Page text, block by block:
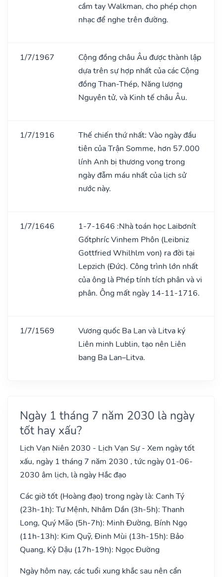
cầm tay Walkman, cho phép chọn
nhạc để nghe trên đường.
1/7/1967
Cộng đồng châu Âu được thành lập
dựa trên sự hợp nhất của các Cộng
đồng Than-Thép, Năng lượng
Nguyên tử, và Kinh tế châu Âu.
1/7/1916
Thế chiến thứ nhất: Vào ngày đầu
tiên của Trận Somme, hơn 57.000
lính Anh bị thương vong trong
ngày đẫm máu nhất của lịch sử
nước này.
1/7/1646
1-7-1646 :Nhà toán học Laibơnít
Gốtphríc Vinhem Phôn (Leibniz
Gottfried Whilhlm von) ra đời tại
Lepzich (Đức). Công trình lớn nhất
của ông là Phép tính tích phân và vi
phân. Ông mất ngày 14-11-1716.
1/7/1569
Vương quốc Ba Lan và Litva ký
Liên minh Lublin, tạo nên Liên
bang Ba Lan–Litva.
Ngày 1 tháng 7 năm 2030 là ngày
tốt hay xấu?
Lịch Vạn Niên 2030 - Lịch Vạn Sự - Xem ngày tốt
xấu, ngày 1 tháng 7 năm 2030 , tức ngày 01-06-
2030 âm lịch, là ngày Hắc đạo
Các giờ tốt (Hoàng đạo) trong ngày là: Canh Tý
(23h-1h): Tư Mệnh, Nhâm Dần (3h-5h): Thanh
Long, Quý Mão (5h-7h): Minh Đường, Bính Ngọ
(11h-13h): Kim Quỹ, Đinh Mùi (13h-15h): Bảo
Quang, Kỷ Dậu (17h-19h): Ngọc Đường
Ngày hôm nay, các tuổi xung khắc sau nên cẩn